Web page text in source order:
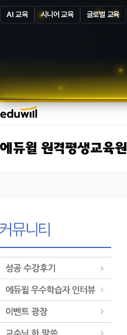
AI 교육 시니어 교육 글로벌 교육
에듀윌 원격평생교육원